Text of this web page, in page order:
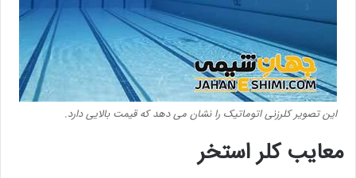
این تصویر کلرزنی اتوماتیک را نشان می دهد که قیمت بالایی دارد.
معایب کلر استخر